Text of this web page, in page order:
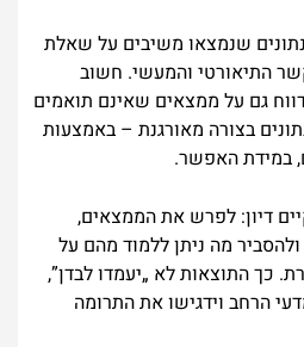
שנמצאו משיבים על שאלת
התיאורטי והמעשי. חשוב
גם על ממצאים שאינם תואמים
בצורה מאורגנת – באמצעות
במידת האפשר.
דיון: לפרש את הממצאים,
מה ניתן ללמוד מהם על
כך התוצאות לא „יעמדו לבדן”,
הרחב וידגישו את התרומה